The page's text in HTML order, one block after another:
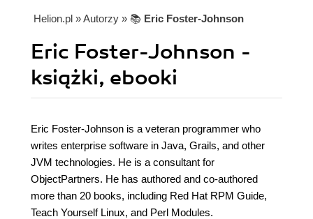
Helion.pl » Autorzy » 📚 Eric Foster-Johnson
Eric Foster-Johnson -
książki, ebooki
Eric Foster-Johnson is a veteran programmer who
writes enterprise software in Java, Grails, and other
JVM technologies. He is a consultant for
ObjectPartners. He has authored and co-authored
more than 20 books, including Red Hat RPM Guide,
Teach Yourself Linux, and Perl Modules.